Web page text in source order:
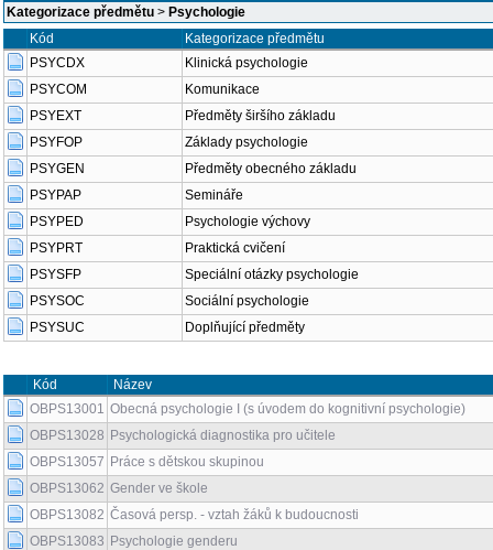
Kategorizace předmětu > Psychologie
Kód
Kategorizace předmětu
PSYCDX
Klinická psychologie
PSYCOM
Komunikace
PSYEXT
Předměty širšího základu
PSYFOP
Základy psychologie
PSYGEN
Předměty obecného základu
PSYPAP
Semináře
PSYPED
Psychologie výchovy
PSYPRT
Praktická cvičení
PSYSFP
Speciální otázky psychologie
PSYSOC
Sociální psychologie
PSYSUC
Doplňující předměty
Kód
Název
OBPS13001 Obecná psychologie I (s úvodem do kognitivní psychologie)
OBPS13028 Psychologická diagnostika pro učitele
OBPS13057 Práce s dětskou skupinou
OBPS13062 Gender ve škole
OBPS13082 Časová persp. - vztah žáků k budoucnosti
OBPS13083 Psychologie genderu